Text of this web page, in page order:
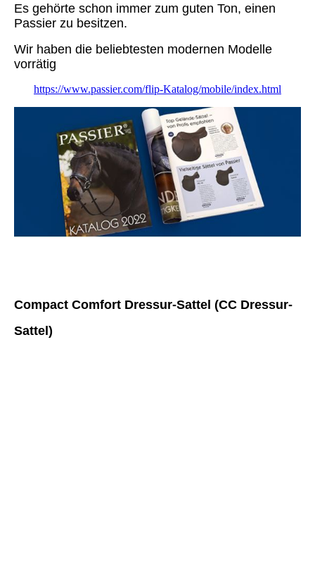
Es gehörte schon immer zum guten Ton, einen
Passier zu besitzen.
Wir haben die beliebtesten modernen Modelle
vorrätig
https://www.passier.com/flip-Katalog/mobile/index.html
Compact Comfort Dressur-Sattel (CC Dressur-
Sattel)